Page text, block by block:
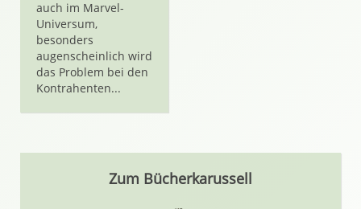
auch im Marvel-
Universum,
besonders
augenscheinlich wird
das Problem bei den
Kontrahenten...
Zum Bücherkarussell